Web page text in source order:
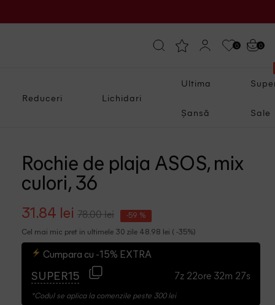
0 0
Reduceri Lichidari
Ultima
Șansă Sale
Rochie de plaja ASOS, mix
culori, 36
31.84 lei 78.00 lei -59 %
Cel mai mic pret in ultimele 30 zile 48.98 lei ( -35%)
Cumpara cu -15% EXTRA
SUPER15 7z 22ore 32m 26s
*Codul se aplica la comenzile peste 300 lei